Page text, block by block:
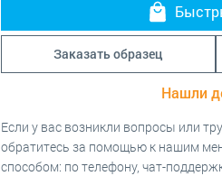
Заказать образец
Нашли
Если у вас возникли вопросы или
обратитесь за помощью к нашим
способом: по телефону, чат-